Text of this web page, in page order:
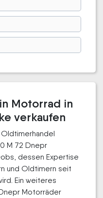
Motorrad in
verkaufen
M 72 Dnepr
dessen Expertise
und Oldtimern seit
Ein weiteres
Motorräder